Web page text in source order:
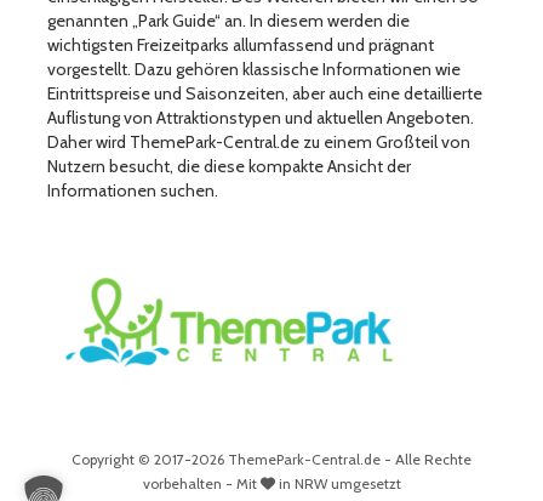
genannten „Park Guide“ an. In diesem werden die
wichtigsten Freizeitparks allumfassend und prägnant
vorgestellt. Dazu gehören klassische Informationen wie
Eintrittspreise und Saisonzeiten, aber auch eine detaillierte
Auflistung von Attraktionstypen und aktuellen Angeboten.
Daher wird ThemePark-Central.de zu einem Großteil von
Nutzern besucht, die diese kompakte Ansicht der
Informationen suchen.
Copyright © 2017-2026 ThemePark-Central.de - Alle Rechte
vorbehalten - Mit
in NRW umgesetzt